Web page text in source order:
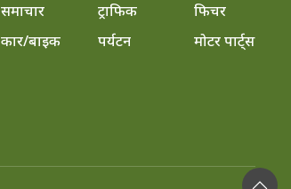
समाचार
कार/बाइक
ट्राफिक
पर्यटन
फिचर
मोटर पार्ट्स